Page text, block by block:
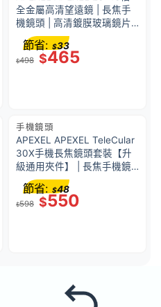
全金屬高清望遠鏡 | 長焦手
機鏡頭 | 高清鍍膜玻璃鏡片 |
光學變焦系統 | 望遠鏡功能 |
38763001
$498 $465
節省: $33
手機鏡頭
APEXEL APEXEL TeleCular
30X手機長焦鏡頭套裝【升
級通用夾件】 | 長焦手機鏡
頭 | 高清鍍膜玻璃鏡片 | 光
學變焦系統 | 望遠鏡功能 |
53415001
$598 $550
節省: $48